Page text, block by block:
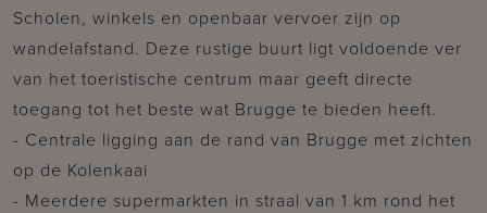
Scholen, winkels en openbaar vervoer zijn op
wandelafstand. Deze rustige buurt ligt voldoende ver
van het toeristische centrum maar geeft directe
toegang tot het beste wat Brugge te bieden heeft.
- Centrale ligging aan de rand van Brugge met zichten
op de Kolenkaai
- Meerdere supermarkten in straal van 1 km rond het